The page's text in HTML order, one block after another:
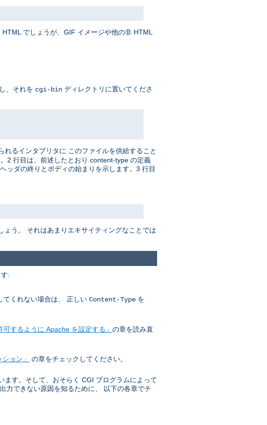
でしょうが、GIF イメージや他の非 HTML
、それを cgi-bin ディレクトリに置いてくださ
れるインタプリタに このファイルを供給すること
2 行目は、前述したとおり content-type の定義
ッダの終りとボディの始まりを示します。3 行目
ょう。 それはあまりエキサイティングなことでは
:
てくれない場合は、 正しい Content-Type を
可するように Apache を設定する」 の章を読み直
ョン」
の章をチェックしてください。
す。そして、おそらく CGI プログラムによって
力できない原因を知るために、 以下の各章でチ